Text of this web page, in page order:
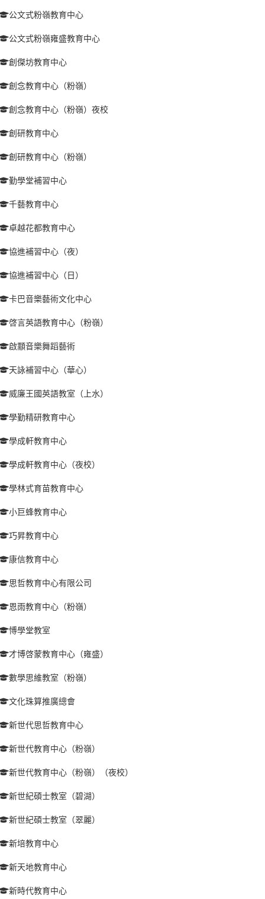
公文式粉嶺教育中心
公文式粉嶺雍盛教育中心
創傑坊教育中心
創念教育中心（粉嶺）
創念教育中心（粉嶺）夜校
創研教育中心
創研教育中心（粉嶺）
勤學堂補習中心
千藝教育中心
卓越花都教育中心
協進補習中心（夜）
協進補習中心（日）
卡巴音樂藝術文化中心
啓言英語教育中心（粉嶺）
啟顬音樂舞蹈藝術
天詠補習中心（華心）
威廉王國英語教室（上水）
學勤精研教育中心
學成軒教育中心
學成軒教育中心（夜校）
學林式育苗教育中心
小巨蜂教育中心
巧昇教育中心
康信教育中心
思哲教育中心有限公司
恩雨教育中心（粉嶺）
愽學堂教室
才博啓蒙教育中心（雍盛）
數學思維教室（粉嶺）
文化珠算推廣總會
新世代思哲教育中心
新世代教育中心（粉嶺）
新世代教育中心（粉嶺）（夜校）
新世紀碩士教室（碧湖）
新世紀碩士教室（翠麗）
新培教育中心
新天地教育中心
新時代教育中心